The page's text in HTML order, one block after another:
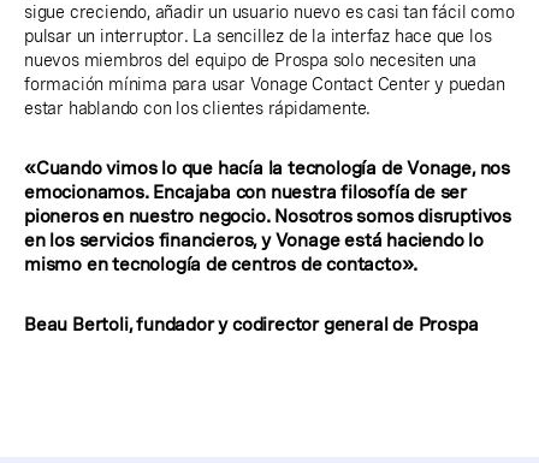
sigue creciendo, añadir un usuario nuevo es casi tan fácil como
pulsar un interruptor. La sencillez de la interfaz hace que los
nuevos miembros del equipo de Prospa solo necesiten una
formación mínima para usar Vonage Contact Center y puedan
estar hablando con los clientes rápidamente.
«Cuando vimos lo que hacía la tecnología de Vonage, nos
emocionamos. Encajaba con nuestra filosofía de ser
pioneros en nuestro negocio. Nosotros somos disruptivos
en los servicios financieros, y Vonage está haciendo lo
mismo en tecnología de centros de contacto».
Beau Bertoli, fundador y codirector general de Prospa